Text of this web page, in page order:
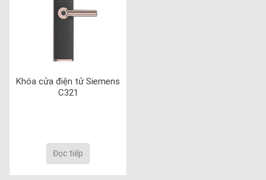
Khóa cửa điện tử Siemens
C321
Đọc tiếp